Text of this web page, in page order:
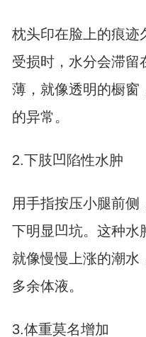
枕头印在脸上的痕迹
受损时，水分会滞留
薄，就像透明的橱窗
的异常。
2.下肢凹陷性水肿
用手指按压小腿前侧
下明显凹坑。这种水
就像慢慢上涨的潮水
多余体液。
3.体重莫名增加